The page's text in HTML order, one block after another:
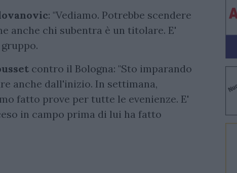
: "Vediamo. Potrebbe scendere
anche chi subentra è un titolare. E'
contro il Bologna: "Sto imparando
anche dall'inizio. In settimana,
fatto prove per tutte le evenienze. E'
in campo prima di lui ha fatto